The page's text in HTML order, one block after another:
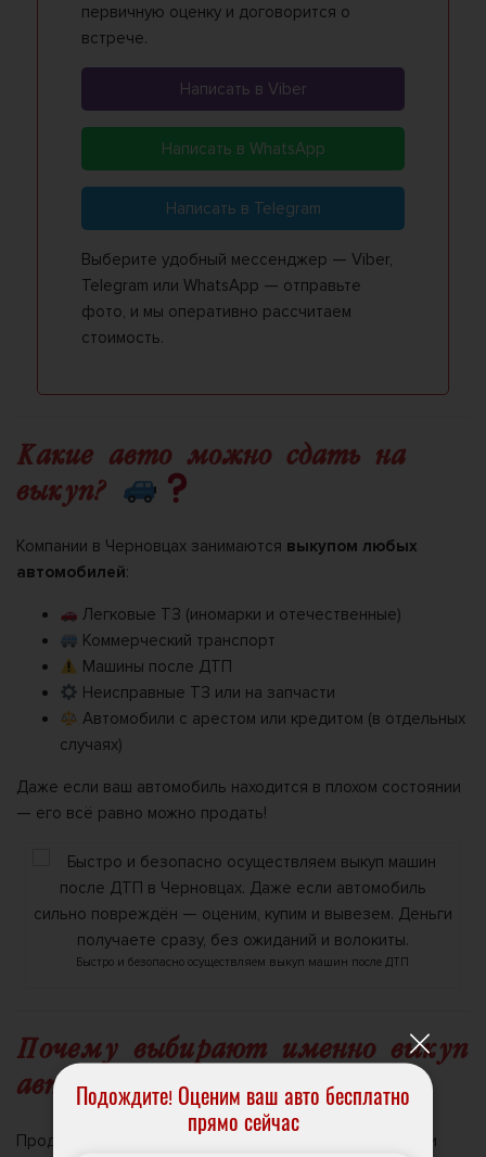
первичную оценку и договорится о
встрече.
Написать в Viber
Написать в WhatsApp
Написать в Telegram
Выберите удобный мессенджер — Viber,
Telegram или WhatsApp — отправьте
фото, и мы оперативно рассчитаем
стоимость.
Какие авто можно сдать на
выкуп?
Компании в Черновцах занимаются выкупом любых
автомобилей:
Легковые ТЗ (иномарки и отечественные)
Коммерческий транспорт
Машины после ДТП
Неисправные ТЗ или на запчасти
Автомобили с арестом или кредитом (в отдельных
случаях)
Даже если ваш автомобиль находится в плохом состоянии
— его всё равно можно продать!
Быстро и безопасно осуществляем выкуп машин после ДТП
Почему выбирают именно выкуп
авто?
Продажа авто через объявления занимает недели или
Подождите! Оценим ваш авто бесплатно
прямо сейчас